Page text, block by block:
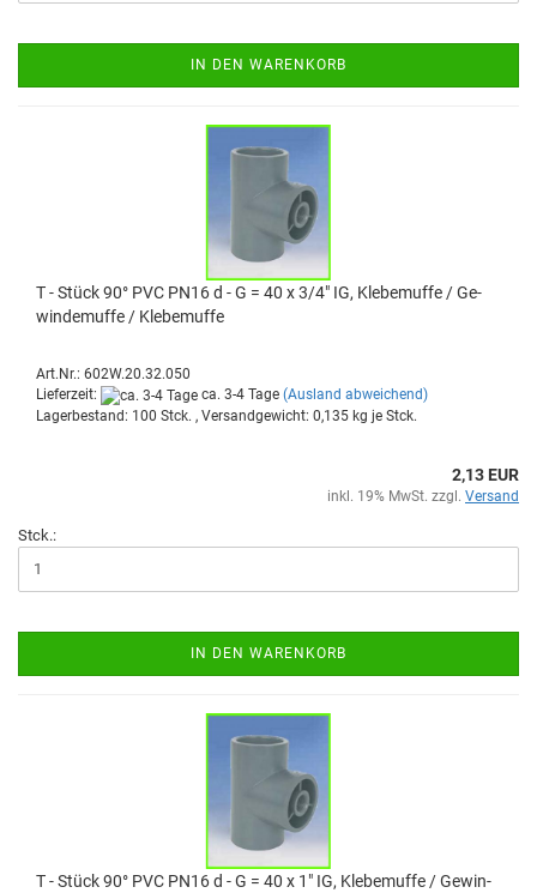
IN DEN WARENKORB
T - Stück 90° PVC PN16 d - G = 40 x 3/4" IG, Kle­be­muf­fe / Ge­
win­de­muf­fe / Kle­be­muf­fe
Art.Nr.: 602W.20.32.050
Lieferzeit:
ca. 3-4 Tage (Ausland abweichend)
Lagerbestand: 100 Stck. , Versandgewicht: 0,135 kg je Stck.
2,13 EUR
inkl. 19% MwSt. zzgl. Versand
Stck.:
IN DEN WARENKORB
T - Stück 90° PVC PN16 d - G = 40 x 1" IG, Kle­be­muf­fe / Ge­win­